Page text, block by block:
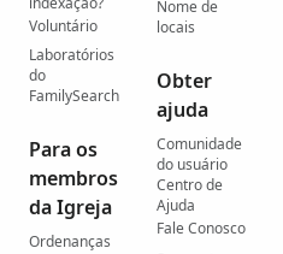
Voluntário
Laboratórios
do
FamilySearch
Para os
membros
da Igreja
Ordenanças
Nome de
locais
Obter
ajuda
Comunidade
do usuário
Centro de
Ajuda
Fale Conosco